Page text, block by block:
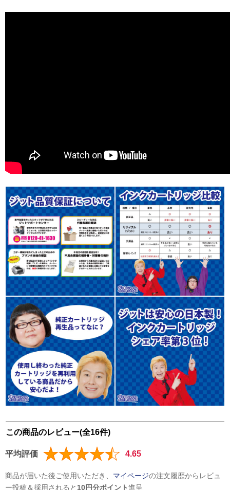
この商品のレビュー(全16件)
平均評価 4.65
商品が届いた後ご使用いただき、 マイページの注文履歴からレビュ
ー投稿＆採用されると 10円分ポイント進呈